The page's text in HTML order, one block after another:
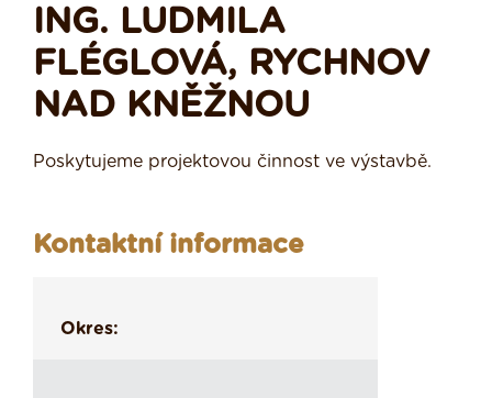
ING. LUDMILA
FLÉGLOVÁ, RYCHNOV
NAD KNĚŽNOU
Poskytujeme projektovou činnost ve výstavbě.
Kontaktní informace
Okres: